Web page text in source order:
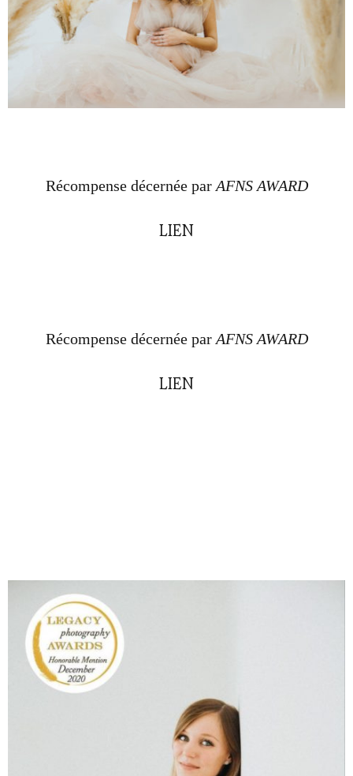
Récompense décernée par AFNS AWARD
LIEN
Récompense décernée par AFNS AWARD
LIEN